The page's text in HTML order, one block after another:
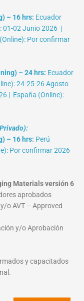
– 16 hrs: Ecuador
01-02 Junio 2026 |
Por confirmar
– 24 hrs: Ecuador
24-25-26 Agosto
| España (Online):
– 16 hrs: Perú
Por confirmar 2026
Materials versión 6
aprobados
o AVT – Approved
y/o Aprobación
y capacitados